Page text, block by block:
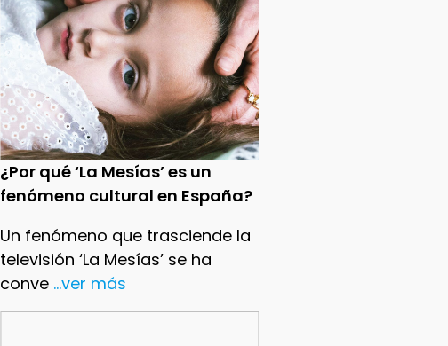
¿Por qué ‘La Mesías’ es un
fenómeno cultural en España?
Un fenómeno que trasciende la
televisión ‘La Mesías’ se ha
conve ...ver más